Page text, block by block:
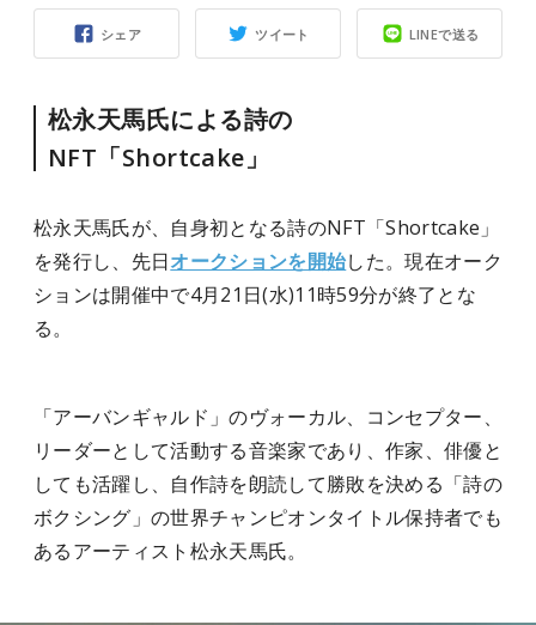
シェア ツイート LINEで送る
松永天馬氏による詩の
NFT「Shortcake」
松永天馬氏が、自身初となる詩のNFT「Shortcake」
を発行し、先日オークションを開始した。現在オーク
ションは開催中で4月21日(水)11時59分が終了とな
る。
「アーバンギャルド」のヴォーカル、コンセプター、
リーダーとして活動する音楽家であり、作家、俳優と
しても活躍し、自作詩を朗読して勝敗を決める「詩の
ボクシング」の世界チャンピオンタイトル保持者でも
あるアーティスト松永天馬氏。